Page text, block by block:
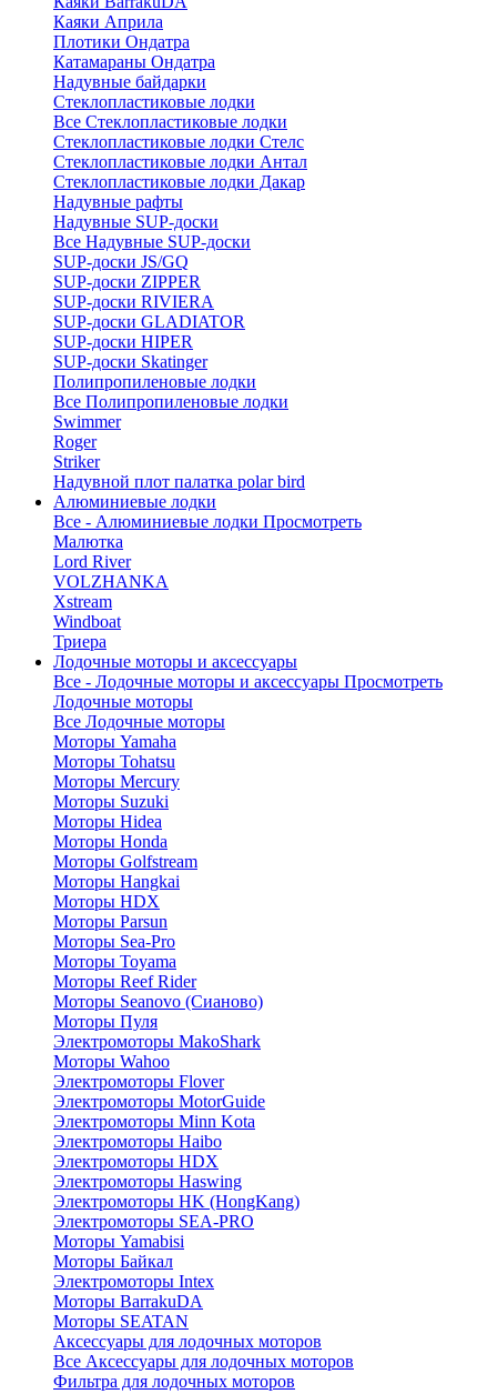
Каяки Априла
Плотики Ондатра
Катамараны Ондатра
Надувные байдарки
Стеклопластиковые лодки
Все Стеклопластиковые лодки
Стеклопластиковые лодки Стелс
Стеклопластиковые лодки Антал
Стеклопластиковые лодки Дакар
Надувные рафты
Надувные SUP-доски
Все Надувные SUP-доски
SUP-доски JS/GQ
SUP-доски ZIPPER
SUP-доски RIVIERA
SUP-доски GLADIATOR
SUP-доски HIPER
SUP-доски Skatinger
Полипропиленовые лодки
Все Полипропиленовые лодки
Swimmer
Roger
Striker
Надувной плот палатка polar bird
Алюминиевые лодки
Все - Алюминиевые лодки Просмотреть
Малютка
Lord River
VOLZHANKA
Xstream
Windboat
Триера
Лодочные моторы и аксессуары
Все - Лодочные моторы и аксессуары Просмотреть
Лодочные моторы
Все Лодочные моторы
Моторы Yamaha
Моторы Tohatsu
Моторы Mercury
Моторы Suzuki
Моторы Hidea
Моторы Honda
Моторы Golfstream
Моторы Hangkai
Моторы HDX
Моторы Parsun
Моторы Sea-Pro
Моторы Toyama
Моторы Reef Rider
Моторы Seanovo (Сианово)
Моторы Пуля
Электромоторы MakoShark
Моторы Wahoo
Электромоторы Flover
Электромоторы MotorGuide
Электромоторы Minn Kota
Электромоторы Haibo
Электромоторы HDX
Электромоторы Haswing
Электромоторы HK (HongKang)
Электромоторы SEA-PRO
Моторы Yamabisi
Моторы Байкал
Электромоторы Intex
Моторы BarrakuDA
Моторы SEATAN
Аксессуары для лодочных моторов
Все Аксессуары для лодочных моторов
Фильтра для лодочных моторов